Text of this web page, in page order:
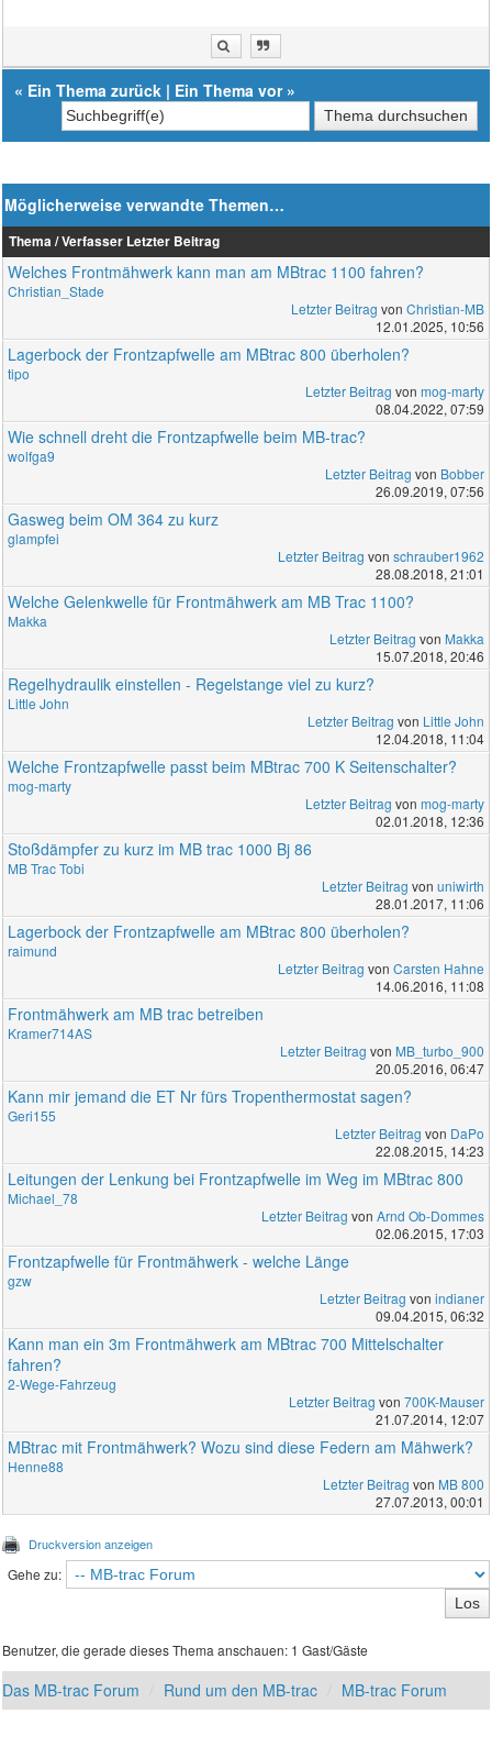
« Ein Thema zurück | Ein Thema vor»
Möglicherweise verwandte Themen…
Thema / Verfasser Letzter Beitrag
Welches Frontmähwerk kann man am MBtrac 1100 fahren?
Christian_Stade
Letzter Beitrag von Christian-MB
12.01.2025, 10:56
Lagerbock der Frontzapfwelle am MBtrac 800 überholen?
tipo
Letzter Beitrag von mog-marty
08.04.2022, 07:59
Wie schnell dreht die Frontzapfwelle beim MB-trac?
wolfga9
Letzter Beitrag von Bobber
26.09.2019, 07:56
Gasweg beim OM 364 zu kurz
glampfei
Letzter Beitrag von schrauber1962
28.08.2018, 21:01
Welche Gelenkwelle für Frontmähwerk am MB Trac 1100?
Makka
Letzter Beitrag von Makka
15.07.2018, 20:46
Regelhydraulik einstellen - Regelstange viel zu kurz?
Little John
Letzter Beitrag von Little John
12.04.2018, 11:04
Welche Frontzapfwelle passt beim MBtrac 700 K Seitenschalter?
mog-marty
Letzter Beitrag von mog-marty
02.01.2018, 12:36
Stoßdämpfer zu kurz im MB trac 1000 Bj 86
MB Trac Tobi
Letzter Beitrag von uniwirth
28.01.2017, 11:06
Lagerbock der Frontzapfwelle am MBtrac 800 überholen?
raimund
Letzter Beitrag von Carsten Hahne
14.06.2016, 11:08
Frontmähwerk am MB trac betreiben
Kramer714AS
Letzter Beitrag von MB_turbo_900
20.05.2016, 06:47
Kann mir jemand die ET Nr fürs Tropenthermostat sagen?
Geri155
Letzter Beitrag von DaPo
22.08.2015, 14:23
Leitungen der Lenkung bei Frontzapfwelle im Weg im MBtrac 800
Michael_78
Letzter Beitrag von Arnd Ob-Dommes
02.06.2015, 17:03
Frontzapfwelle für Frontmähwerk - welche Länge
gzw
Letzter Beitrag von indianer
09.04.2015, 06:32
Kann man ein 3m Frontmähwerk am MBtrac 700 Mittelschalter
fahren?
2-Wege-Fahrzeug
Letzter Beitrag von 700K-Mauser
21.07.2014, 12:07
MBtrac mit Frontmähwerk? Wozu sind diese Federn am Mähwerk?
Henne88
Letzter Beitrag von MB 800
27.07.2013, 00:01
Druckversion anzeigen
Gehe zu:
Benutzer, die gerade dieses Thema anschauen: 1 Gast/Gäste
Das MB-trac Forum Rund um den MB-trac MB-trac Forum